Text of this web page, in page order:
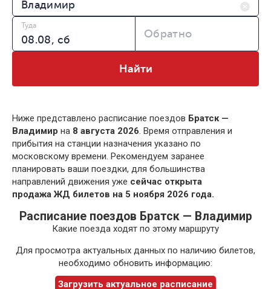
Туда
Обратно
Найти
Ниже представлено расписание поездов Братск —
Владимир на 8 августа 2026. Время отправления и
прибытия на станции назначения указано по
московскому времени. Рекомендуем заранее
планировать ваши поездки, для большинства
направлений движения уже сейчас открыта
продажа ЖД билетов на 5 ноября 2026 года.
Расписание поездов Братск — Владимир
Какие поезда ходят по этому маршруту
Для просмотра актуальных данных по наличию билетов,
необходимо обновить информацию:
Загрузить актуальное расписание